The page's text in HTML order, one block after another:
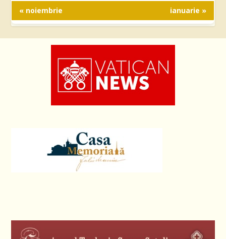
« noiembrie ianuarie »